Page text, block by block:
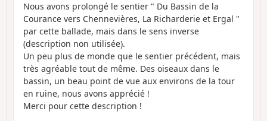
Nous avons prolongé le sentier " Du Bassin de la
Courance vers Chennevières, La Richarderie et Ergal "
par cette ballade, mais dans le sens inverse
(description non utilisée).
Un peu plus de monde que le sentier précédent, mais
très agréable tout de même. Des oiseaux dans le
bassin, un beau point de vue aux environs de la tour
en ruine, nous avons apprécié !
Merci pour cette description !